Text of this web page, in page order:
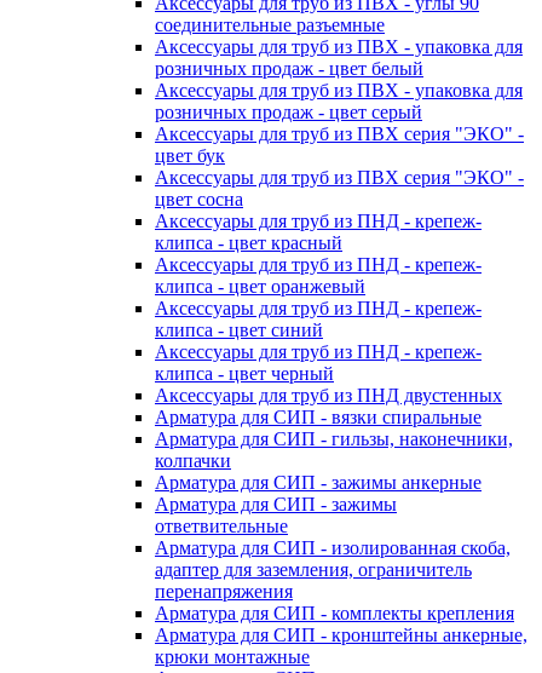
соединительные разъемные
Аксессуары для труб из ПВХ - упаковка для
розничных продаж - цвет белый
Аксессуары для труб из ПВХ - упаковка для
розничных продаж - цвет серый
Аксессуары для труб из ПВХ серия "ЭКО" -
цвет бук
Аксессуары для труб из ПВХ серия "ЭКО" -
цвет сосна
Аксессуары для труб из ПНД - крепеж-
клипса - цвет красный
Аксессуары для труб из ПНД - крепеж-
клипса - цвет оранжевый
Аксессуары для труб из ПНД - крепеж-
клипса - цвет синий
Аксессуары для труб из ПНД - крепеж-
клипса - цвет черный
Аксессуары для труб из ПНД двустенных
Арматура для СИП - вязки спиральные
Арматура для СИП - гильзы, наконечники,
колпачки
Арматура для СИП - зажимы анкерные
Арматура для СИП - зажимы
ответвительные
Арматура для СИП - изолированная скоба,
адаптер для заземления, ограничитель
перенапряжения
Арматура для СИП - комплекты крепления
Арматура для СИП - кронштейны анкерные,
крюки монтажные